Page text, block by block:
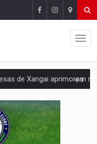
descobre como explodir asteroide com bomba
após bater na traseira de
Essa receita com frango virou o meu
7 negócios que podem começar com pouco dinheiro e